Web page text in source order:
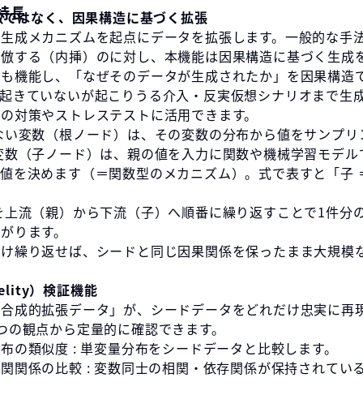
長はなく、因果構造に基づく拡張
成メカニズムを起点にデータを拡張します。一般的な手
する（内挿）のに対し、本機能は因果構造に基づく生成
機能し、「なぜそのデータが生成されたか」を因果構造
きていないが起こりうる介入・反実仮想シナリオまで生
対策やストレステストに活用できます。
変数（根ノード）は、その変数の分布から値をサンプリ
（子ノード）は、親の値を入力に関数や機械学習モデル
を決めます（＝関数型のメカニズム）。式で表すと「子
流（親）から下流（子）へ順番に繰り返すことで1件分
ります。
繰り返せば、シードと同じ因果関係を保ったまま大規模
）検証機能
成的拡張データ」が、シードデータをどれだけ忠実に再
の観点から定量的に確認できます。
の類似度 : 単変量分布をシードデータと比較します。
関係の比較 : 変数同士の相関・依存関係が保持されてい